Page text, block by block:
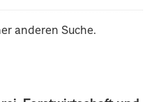
anderen Suche.